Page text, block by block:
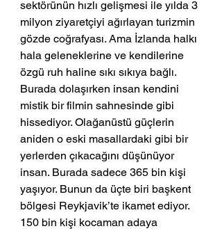
sektörünün hızlı gelişmesi ile yılda 3
milyon ziyaretçiyi ağırlayan turizmin
gözde coğrafyası. Ama İzlanda halkı
hala geleneklerine ve kendilerine
özgü ruh haline sıkı sıkıya bağlı.
Burada dolaşırken insan kendini
mistik bir filmin sahnesinde gibi
hissediyor. Olağanüstü güçlerin
aniden o eski masallardaki gibi bir
yerlerden çıkacağını düşünüyor
insan. Burada sadece 365 bin kişi
yaşıyor. Bunun da üçte biri başkent
bölgesi Reykjavik’te ikamet ediyor.
150 bin kişi kocaman adaya